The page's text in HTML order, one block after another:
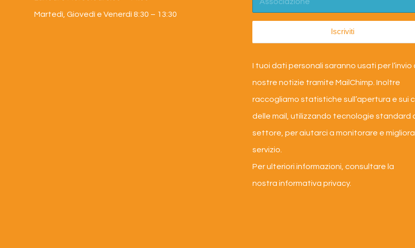
Martedì, Giovedì e Venerdì 8:30 – 13:30
I tuoi dati personali saranno usati per l’invio
nostre notizie tramite MailChimp. Inoltre
raccogliamo statistiche sull’apertura e sui
delle mail, utilizzando tecnologie standard
settore, per aiutarci a monitorare e
servizio.
Per ulteriori informazioni, consultare la
nostra informativa privacy.